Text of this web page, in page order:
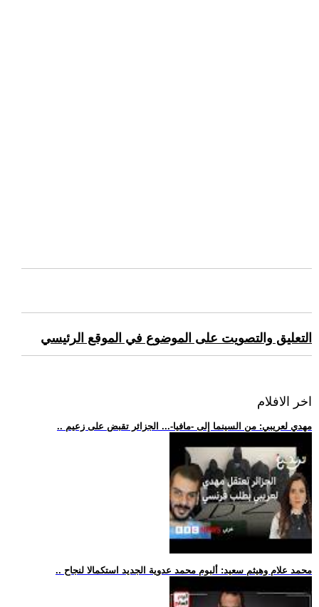
التعليق والتصويت على الموضوع في الموقع الرئيسي
اخر الافلام
.. مهدي لعريبي: من السينما إلى -مافيا-... الجزائر تقبض على زعيم
.. محمد علام وهيثم سعيد: ألبوم محمد عدوية الجديد استكمالا لنجاح